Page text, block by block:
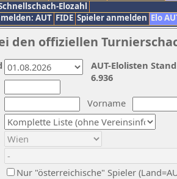
Elozahl
AUT FIDE Spieler anmelden Elo
den offiziellen
Vorname
Nur "österreichische" Spieler
AUT-Elolisten
6.936